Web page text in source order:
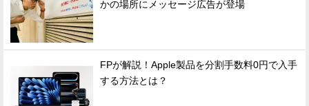
かの場所にメッセージ広告が登場
FPが解説！Apple製品を分割手数料0円で入手
する方法とは？